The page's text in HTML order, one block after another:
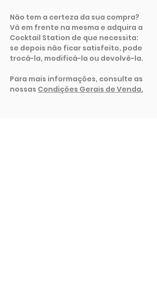
Não tem a certeza da sua compra?
Vá em frente na mesma e adquira a
Cocktail Station de que necessita:
se depois não ficar satisfeito, pode
trocá-la, modificá-la ou devolvê-la.
Para mais informações, consulte as
nossas Condições Gerais de Venda.